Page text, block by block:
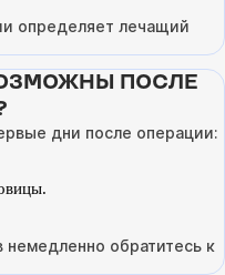
определяет лечащий
ПОСЛЕ
дни после операции:
обратитесь к